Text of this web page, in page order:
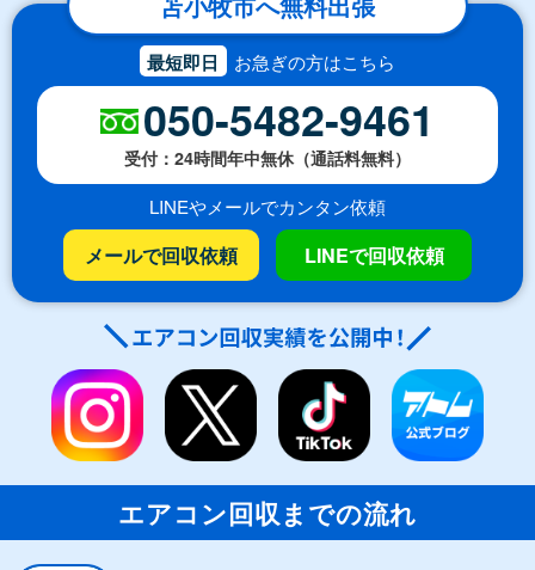
最短即日 お急ぎの方はこちら
050-5482-9461
受付：24時間年中無休（通話料無料）
LINEやメールでカンタン依頼
メールで回収依頼 LINEで回収依頼
エアコン回収までの流れ